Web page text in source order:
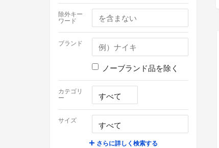
除外キー
ワード
ブランド
ノーブランド品を除く
カテゴリ
ー
サイズ
さらに詳しく検索する